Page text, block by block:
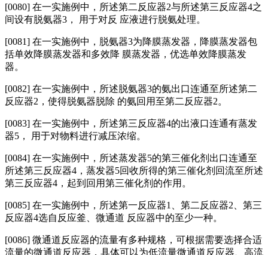
[0080] 在一实施例中，所述第二反应器2与所述第三反应器4之
间设有脱氨器3， 用于对反 应液进行脱氨处理。
[0081] 在一实施例中，脱氨器3为降膜蒸发器，降膜蒸发器包
括单效降膜蒸发器和多效降 膜蒸发器，优选单效降膜蒸发
器。
[0082] 在一实施例中，所述脱氨器3的氨出口连通至所述第二
反应器2，使得脱氨器脱除 的氨回用至第二反应器2。
[0083] 在一实施例中，所述第三反应器4的出液口连通有蒸发
器5， 用于对物料进行减压浓缩。
[0084] 在一实施例中，所述蒸发器5的第三催化剂出口连通至
所述第三反应器4，蒸发器5回收所得的第三催化剂回流至所述
第三反应器4，起到回用第三催化剂的作用。
[0085] 在一实施例中，所述第一反应器1、第二反应器2、第三
反应器4选自反应釜、微通道 反应器中的至少一种。
[0086] 微通道反应器的流量有多种规格，可根据需要选择合适
流量的微通道反应器，具体可以为低流量微通道反应器、高流